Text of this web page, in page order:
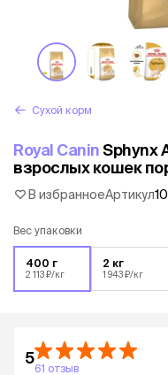
Сухой корм
Royal CaninSphynx
взрослых кошек
В избранноеАртикул
Вес упаковки
400 г
2 113 ₽/кг
2 кг
1 943 ₽/кг
5
61 отзыв